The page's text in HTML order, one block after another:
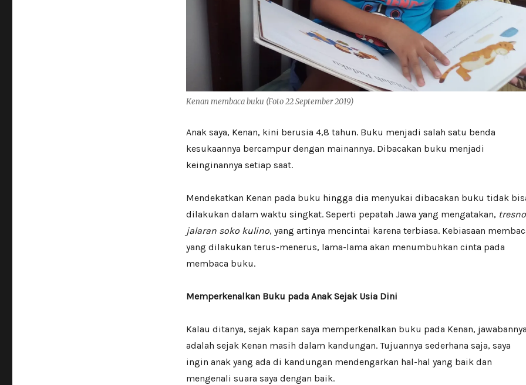
Kenan membaca buku (Foto 22 September 2019)
Anak saya, Kenan, kini berusia 4,8 tahun. Buku menjadi salah satu benda
kesukaannya bercampur dengan mainannya. Dibacakan buku menjadi
keinginannya setiap saat.
Mendekatkan Kenan pada buku hingga dia menyukai dibacakan buku tidak
dilakukan dalam waktu singkat. Seperti pepatah Jawa yang mengatakan, tresno
jalaran soko kulino, yang artinya mencintai karena terbiasa. Kebiasaan
yang dilakukan terus-menerus, lama-lama akan menumbuhkan cinta pada
membaca buku.
Memperkenalkan Buku pada Anak Sejak Usia Dini
Kalau ditanya, sejak kapan saya memperkenalkan buku pada Kenan,
adalah sejak Kenan masih dalam kandungan. Tujuannya sederhana saja, saya
ingin anak yang ada di kandungan mendengarkan hal-hal yang baik dan
mengenali suara saya dengan baik.